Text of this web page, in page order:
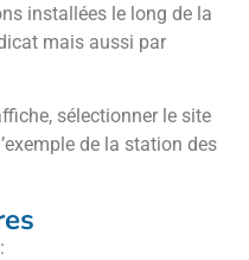
installées le long de la
mais aussi par
sélectionner le site
de la station des